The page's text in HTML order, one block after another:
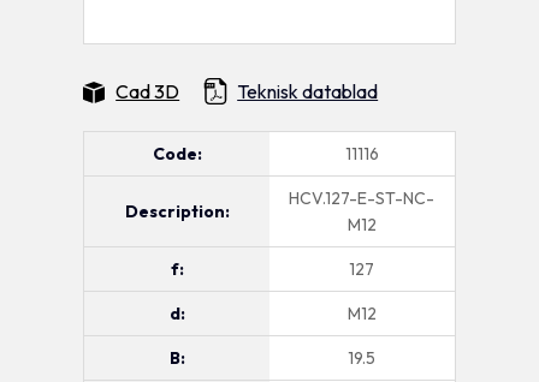
Code: 11116
Description:
HCV.127-E-ST-NC-
M12
f: 127
d: M12
B: 19.5
Cad 3D Teknisk datablad